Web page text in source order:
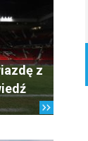
z